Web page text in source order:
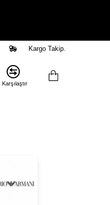
Kargo Takip.
Karşılaştır